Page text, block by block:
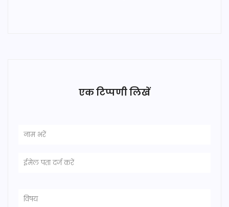
एक टिप्पणी लिखें